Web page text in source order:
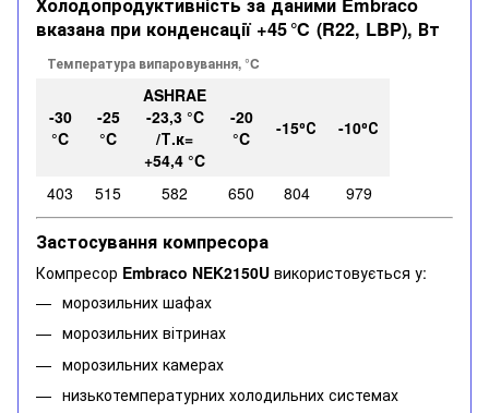
вказана при конденсації +45 ℃ (R22, LBP), Вт
Температура випаровування, °C
-30
°C
-25
°C
ASHRAE
-23,3 °C
/Т.к=
+54,4 °C
-20
°C
-15⁰С -10⁰С
403 515 582 650 804 979
Застосування компресора
Компресор Embraco NEK2150U використовується у:
морозильних шафах
морозильних вітринах
морозильних камерах
низькотемпературних холодильних системах